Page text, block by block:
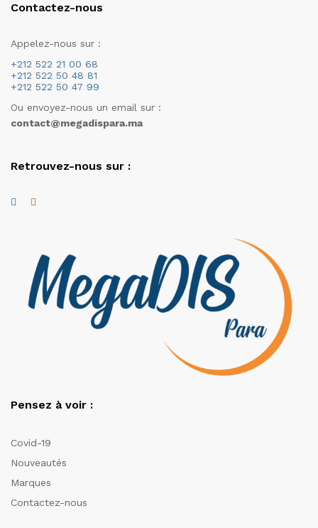
Contactez-nous
Appelez-nous sur :
+212 522 21 00 68
+212 522 50 48 81
+212 522 50 47 99
Ou envoyez-nous un email sur :
contact@megadispara.ma
Retrouvez-nous sur :
Pensez à voir :
Covid-19
Nouveautés
Marques
Contactez-nous